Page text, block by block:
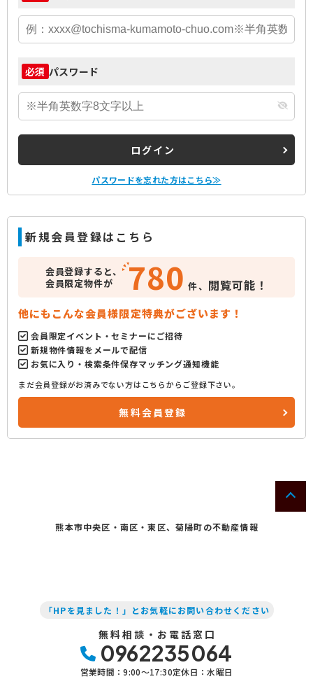
必須 パスワード
ログイン
パスワードを忘れた方はこちら≫
新規会員登録はこちら
会員登録すると、
会員限定物件が
780 件、 閲覧可能！
他にもこんな会員様限定特典がございます！
会員限定イベント・セミナーにご招待
新規物件情報をメールで配信
お気に入り・検索条件保存マッチング通知機能
まだ会員登録がお済みでない方はこちらからご登録下さい。
無料会員登録
熊本市中央区・南区・東区、菊陽町の不動産情報
「HPを見ました！」とお気軽にお問い合わせください
無料相談・お電話窓口
0962235064
営業時間：9:00〜17:30定休日：水曜日